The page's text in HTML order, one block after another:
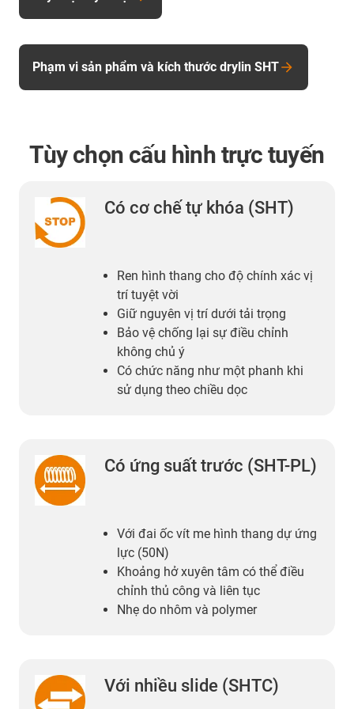
Phạm vi sản phẩm và kích thước drylin SHT
Tùy chọn cấu hình trực tuyến
Có cơ chế tự khóa (SHT)
Ren hình thang cho độ chính xác vị
trí tuyệt vời
Giữ nguyên vị trí dưới tải trọng
Bảo vệ chống lại sự điều chỉnh
không chủ ý
Có chức năng như một phanh khi
sử dụng theo chiều dọc
Có ứng suất trước (SHT-PL)
Với đai ốc vít me hình thang dự ứng
lực (50N)
Khoảng hở xuyên tâm có thể điều
chỉnh thủ công và liên tục
Nhẹ do nhôm và polymer
Với nhiều slide (SHTC)